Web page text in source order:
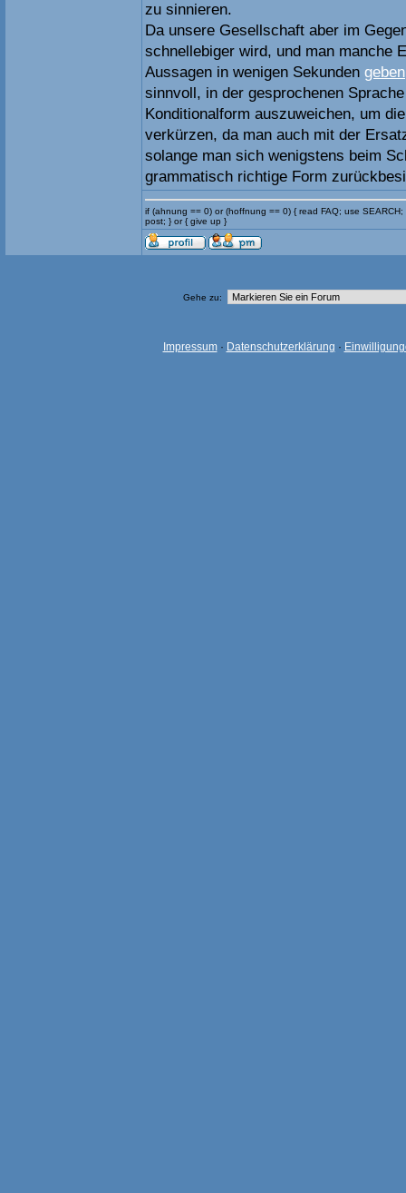
zu sinnieren.
Da unsere Gesellschaft aber im
schnellebiger wird, und man manche
Aussagen in wenigen Sekunden geben
sinnvoll, in der gesprochenen
Konditionalform auszuweichen, um
verkürzen, da man auch mit der
solange man sich wenigstens beim
grammatisch richtige Form
if (ahnung == 0) or (hoffnung == 0) { read FAQ; use
post; } or { give up }
Gehe zu:
Impressum· Datenschutzerklärung ·